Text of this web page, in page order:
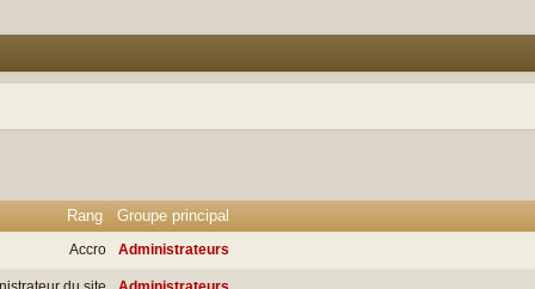
Rang Groupe principal
Accro Administrateurs